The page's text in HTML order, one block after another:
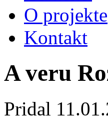
O projekte
Kontakt
A veru
Pridal